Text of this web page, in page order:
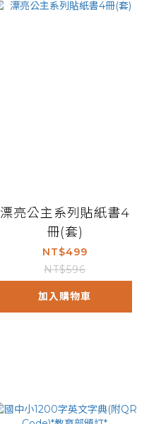
漂亮公主系列貼紙書4
冊(套)
NT$499
NT$596
加入購物車